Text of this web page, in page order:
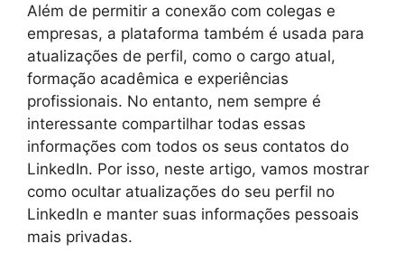
Além de permitir a conexão com colegas e
empresas, a plataforma também é usada para
atualizações de perfil, como o cargo atual,
formação acadêmica e experiências
profissionais. No entanto, nem sempre é
interessante compartilhar todas essas
informações com todos os seus contatos do
LinkedIn. Por isso, neste artigo, vamos mostrar
como ocultar atualizações do seu perfil no
LinkedIn e manter suas informações pessoais
mais privadas.